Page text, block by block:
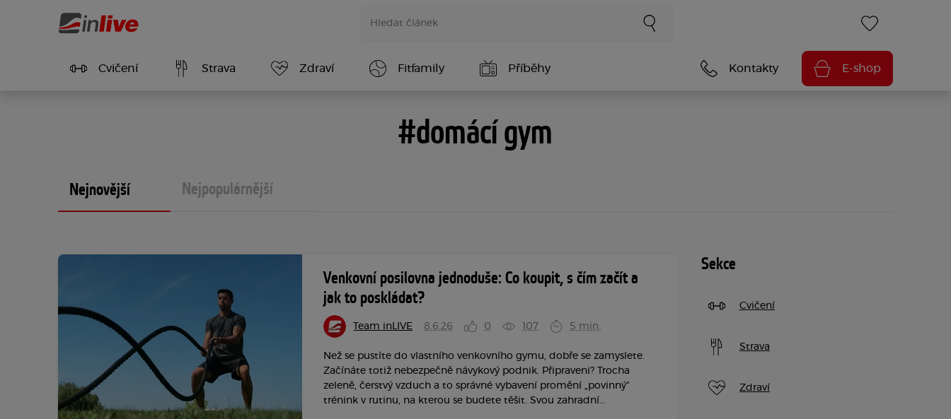
Cvičení Strava Zdraví Fitfamily Příběhy Kontakty E-shop
#domácí gym
Nejnovější Nejpopulárnější
Venkovní posilovna jednoduše: Co koupit, s čím začít a
jak to poskládat?
Team inLIVE 8.6.26 0 107 5 min.
Než se pustíte do vlastního venkovního gymu, dobře se zamyslete.
Začínáte totiž nebezpečně návykový podnik. Připraveni? Trocha
zeleně, čerstvý vzduch a to správné vybavení promění „povinný"
trénink v rutinu, na kterou se budete těšit. Svou zahradní...
Sekce
Cvičení
Strava
Zdraví